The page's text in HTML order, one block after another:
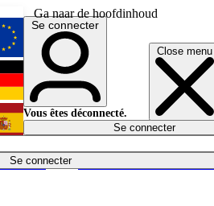
Ga naar de hoofdinhoud
Close menu
Se connecter
Économie
English
Deutsch
Español
Se connecter
Vous êtes déconnecté.
Se connecter